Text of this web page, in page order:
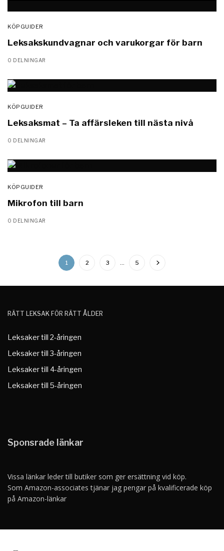
KÖPGUIDER
Leksakskundvagnar och varukorgar för barn
0 DELNINGAR
KÖPGUIDER
Leksaksmat – Ta affärsleken till nästa nivå
0 DELNINGAR
KÖPGUIDER
Mikrofon till barn
0 DELNINGAR
1 2 3 … 5
RÄTT LEKSAK FÖR RÄTT ÅLDER
Leksaker till 2-åringen
Leksaker till 3-åringen
Leksaker till 4-åringen
Leksaker till 5-åringen
Sponsrade länkar
Vissa länkar leder till butiker som ger ersättning vid köp.
Som Amazon-associates tjänar jag pengar på kvalificerade köp
på Amazon-länkar